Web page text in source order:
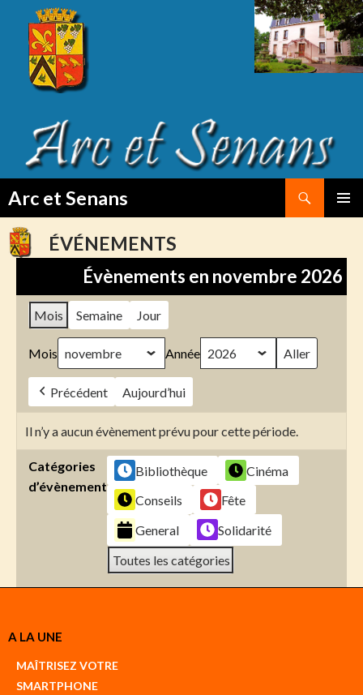
Arc et Senans
TO
CONTENTÉVÉNEMENTS
Évènements en novembre 2026
Mois Semaine Jour
Mois Année
Précédent Aujourd’hui
Il n’y a aucun évènement prévu pour cette période.
Catégories
d’évènement
Bibliothèque
Cinéma
Conseils
Fête
General
Solidarité
Toutes les catégories
Créer
compte
A LA UNE
MAÎTRISEZ VOTRE
SMARTPHONE